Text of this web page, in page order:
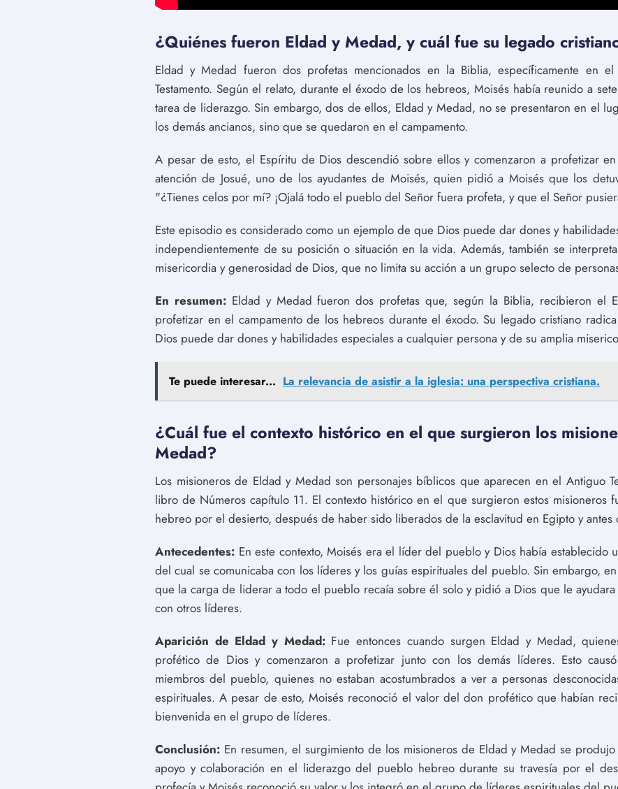
¿Quiénes fueron Eldad y Medad, y cuál fue su legado
Eldad y Medad fueron dos profetas mencionados en la Biblia, específicamente en
Testamento. Según el relato, durante el éxodo de los hebreos, Moisés había reunido a
tarea de liderazgo. Sin embargo, dos de ellos, Eldad y Medad, no se presentaron en el
los demás ancianos, sino que se quedaron en el campamento.
A pesar de esto, el Espíritu de Dios descendió sobre ellos y comenzaron a profetizar
atención de Josué, uno de los ayudantes de Moisés, quien pidió a Moisés que los
"¿Tienes celos por mí? ¡Ojalá todo el pueblo del Señor fuera profeta, y que el Señor
Este episodio es considerado como un ejemplo de que Dios puede dar dones y
independientemente de su posición o situación en la vida. Además, también se
misericordia y generosidad de Dios, que no limita su acción a un grupo selecto de
En resumen:Eldad y Medad fueron dos profetas que, según la Biblia, recibieron el
profetizar en el campamento de los hebreos durante el éxodo. Su legado cristiano
Dios puede dar dones y habilidades especiales a cualquier persona y de su amplia
Te puede interesar... La relevancia de asistir a la iglesia: una perspectiva cristiana.
¿Cuál fue el contexto histórico en el que surgieron los
Medad?
Los misioneros de Eldad y Medad son personajes bíblicos que aparecen en el Antiguo
libro de Números capítulo 11. El contexto histórico en el que surgieron estos misioneros
hebreo por el desierto, después de haber sido liberados de la esclavitud en Egipto y antes
Antecedentes: En este contexto, Moisés era el líder del pueblo y Dios había establecido
del cual se comunicaba con los líderes y los guías espirituales del pueblo. Sin embargo,
que la carga de liderar a todo el pueblo recaía sobre él solo y pidió a Dios que le
con otros líderes.
Aparición de Eldad y Medad:Fue entonces cuando surgen Eldad y Medad,
profético de Dios y comenzaron a profetizar junto con los demás líderes. Esto
miembros del pueblo, quienes no estaban acostumbrados a ver a personas
espirituales. A pesar de esto, Moisés reconoció el valor del don profético que habían
bienvenida en el grupo de líderes.
Conclusión: En resumen, el surgimiento de los misioneros de Eldad y Medad se
apoyo y colaboración en el liderazgo del pueblo hebreo durante su travesía por el